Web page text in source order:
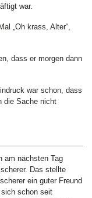
war.
„Oh krass, Alter“,
dass er morgen dann
war schon, dass
die Sache nicht
am nächsten Tag
Das stellte
ein guter Freund
schon seit